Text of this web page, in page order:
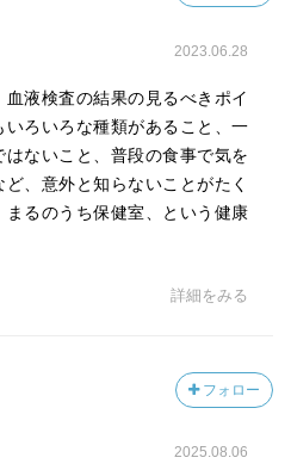
2023.06.28
液検査の結果の見るべきポイ
いろいろな種類があること、一
ないこと、普段の食事で気を
、意外と知らないことがたく
るのうち保健室、という健康
詳細をみる
フォロー
2025.08.06